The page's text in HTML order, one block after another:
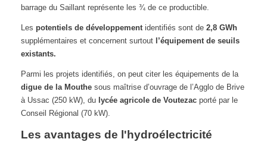
barrage du Saillant représente les ¾ de ce productible.
Les potentiels de développementidentifiés sont de 2,8 GWh
supplémentaires et concernent surtoutl’équipement de seuils
existants.
Parmi les projets identifiés, on peut citer les équipements de la
digue de la Mouthesous maîtrise d’ouvrage de l’Agglo de Brive
à Ussac (250 kW), du lycée agricole de Voutezacporté par le
Conseil Régional (70 kW).
Les avantages de l'hydroélectricité